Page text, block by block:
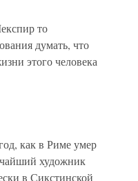
то
думать, что
этого человека
как в Риме умер
художник
в Сикстинской